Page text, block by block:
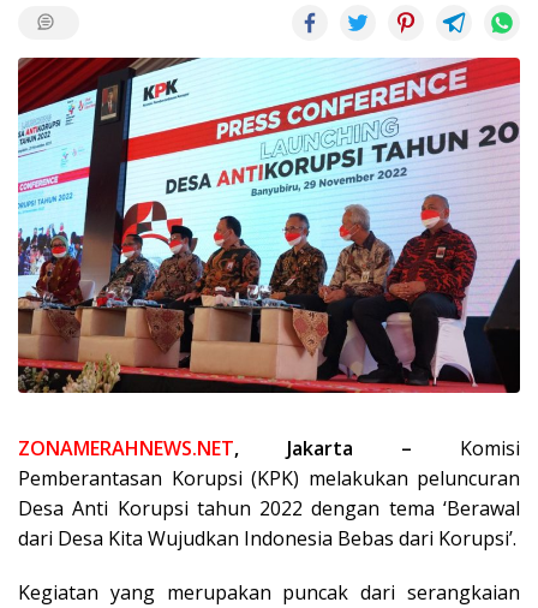
ZONAMERAHNEWS.NET, Jakarta – Komisi
Pemberantasan Korupsi (KPK) melakukan peluncuran
Desa Anti Korupsi tahun 2022 dengan tema ‘Berawal
dari Desa Kita Wujudkan Indonesia Bebas dari Korupsi’.
Kegiatan yang merupakan puncak dari serangkaian